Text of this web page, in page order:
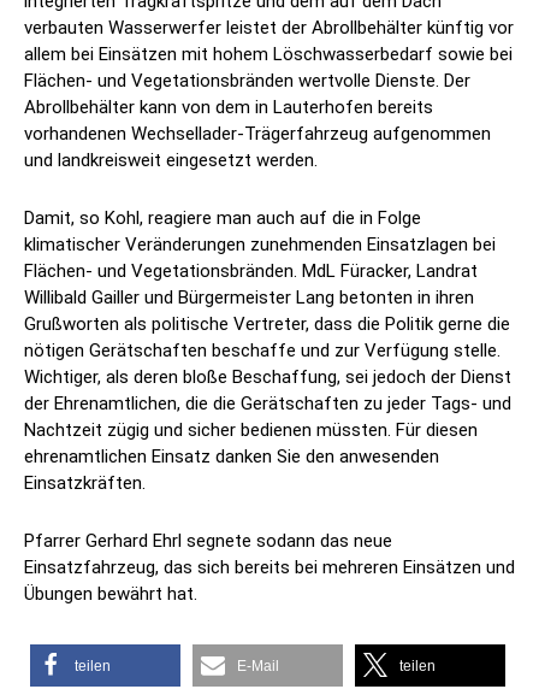
verbauten Wasserwerfer leistet der Abrollbehälter künftig vor
allem bei Einsätzen mit hohem Löschwasserbedarf sowie bei
Flächen- und Vegetationsbränden wertvolle Dienste. Der
Abrollbehälter kann von dem in Lauterhofen bereits
vorhandenen Wechsellader-Trägerfahrzeug aufgenommen
und landkreisweit eingesetzt werden.
Damit, so Kohl, reagiere man auch auf die in Folge
klimatischer Veränderungen zunehmenden Einsatzlagen bei
Flächen- und Vegetationsbränden. MdL Füracker, Landrat
Willibald Gailler und Bürgermeister Lang betonten in ihren
Grußworten als politische Vertreter, dass die Politik gerne die
nötigen Gerätschaften beschaffe und zur Verfügung stelle.
Wichtiger, als deren bloße Beschaffung, sei jedoch der Dienst
der Ehrenamtlichen, die die Gerätschaften zu jeder Tags- und
Nachtzeit zügig und sicher bedienen müssten. Für diesen
ehrenamtlichen Einsatz danken Sie den anwesenden
Einsatzkräften.
Pfarrer Gerhard Ehrl segnete sodann das neue
Einsatzfahrzeug, das sich bereits bei mehreren Einsätzen und
Übungen bewährt hat.
teilen E-Mail teilen